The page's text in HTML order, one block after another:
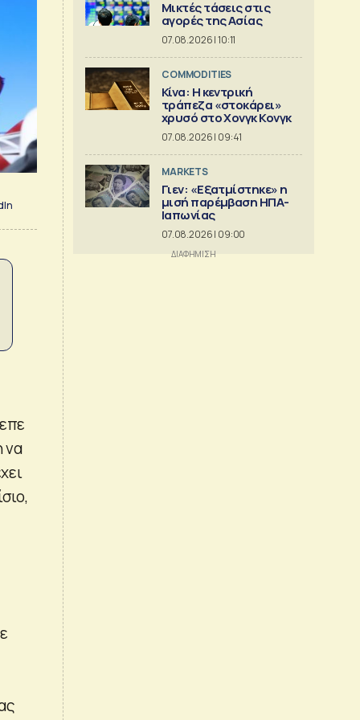
να
Μικτές τάσεις στις
αγορές της Ασίας
07.08.2026 | 10:11
COMMODITIES
Κίνα: Η κεντρική
τράπεζα «στοκάρει»
χρυσό στο Χονγκ Κονγκ
07.08.2026 | 09:41
MARKETS
Γιεν: «Εξατμίστηκε» η
μισή παρέμβαση ΗΠΑ-
Ιαπωνίας
07.08.2026 | 09:00